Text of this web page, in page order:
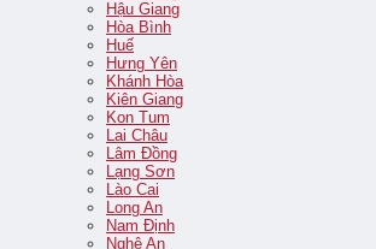
Hậu Giang
Hòa Bình
Huế
Hưng Yên
Khánh Hòa
Kiên Giang
Kon Tum
Lai Châu
Lâm Đồng
Lạng Sơn
Lào Cai
Long An
Nam Định
Nghệ An